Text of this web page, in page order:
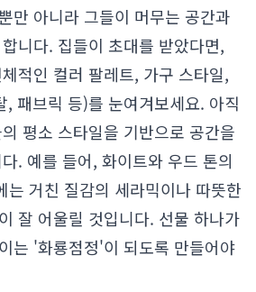
만 아니라 그들이 머무는 공간과
니다. 집들이 초대를 받았다면,
적인 컬러 팔레트, 가구 스타일,
, 패브릭 등)를 눈여겨보세요. 아직
평소 스타일을 기반으로 공간을
. 예를 들어, 화이트와 우드 톤의
는 거친 질감의 세라믹이나 따뜻한
잘 어울릴 것입니다. 선물 하나가
는 '화룡점정'이 되도록 만들어야